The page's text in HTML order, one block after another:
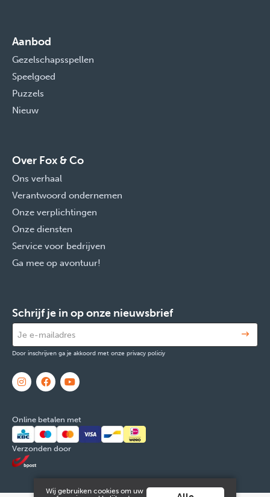
Aanbod
Gezelschapsspellen
Speelgoed
Puzzels
Nieuw
Over Fox & Co
Ons verhaal
Verantwoord ondernemen
Onze verplichtingen
Onze diensten
Service voor bedrijven
Ga mee op avontuur!
Schrijf je in op onze nieuwsbrief
Door inschrijven ga je akkoord met onze privacy policiy
Online betalen met
Verzonden door
Wij gebruiken cookies om uw